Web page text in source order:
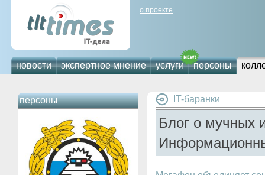
о проекте
новости экспертное мнение услуги персоны
персоны IT-баранки
Блог о мучных